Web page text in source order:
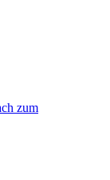
zum